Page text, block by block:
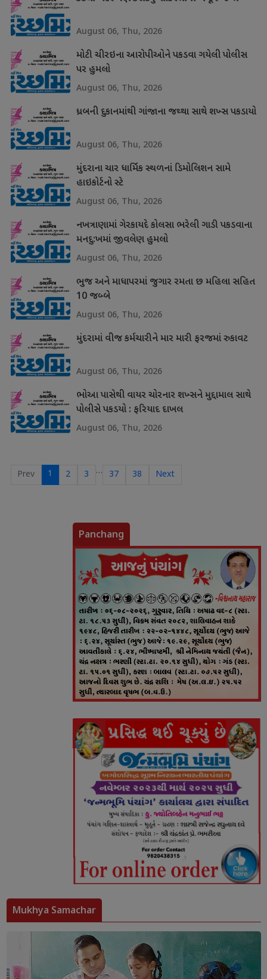
August 06, Thu, 2026
મોટી ચીરઇના આરોપીઓને પકડવા ગયેલી પોલીસ
પર હુમલો
August 06, Thu, 2026
ધ્રબની દુકાનમાંથી ગાંજાના જથ્થા સાથે શખ્સ પકડાયો
August 06, Thu, 2026
મુંદરાના ચાર ધાર્મિક સ્થળનાં ડિમોલિશન સામે
હાઇકોર્ટનો સ્ટે
August 06, Thu, 2026
નખત્રાણામાં ગેરકાયદે કોલસા ભરેલી ગાડી પકડવાના
મનદુ:ખમાં જીવલેણ હુમલો
August 06, Thu, 2026
ભુજ અને માધાપરમાં જુગાર રમતા છ મહિલા સહિત
10 જબ્બે
August 06, Thu, 2026
મુંદરામાં વીજ કર્મચારીને માર મારી ફરજમાં રુકાવટ
August 06, Thu, 2026
ભોઆ પાસેથી વાયર ચોરનાર શખ્સને મુદ્દામાલ સાથે
પોલીસે પકડયો : ફરિયાદ દાખલ
August 06, Thu, 2026
Prev 1 2 3 … 37 38 Next
Panchang
Mukhya Samachar